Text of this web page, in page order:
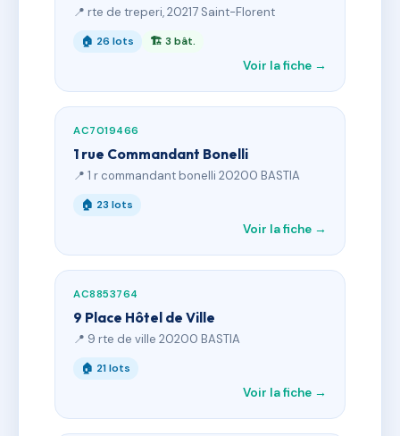
📍 rte de treperi, 20217 Saint-Florent
🏠 26 lots 🏗 3 bât.
Voir la fiche →
AC7019466
1 rue Commandant Bonelli
📍 1 r commandant bonelli 20200 BASTIA
🏠 23 lots
Voir la fiche →
AC8853764
9 Place Hôtel de Ville
📍 9 rte de ville 20200 BASTIA
🏠 21 lots
Voir la fiche →